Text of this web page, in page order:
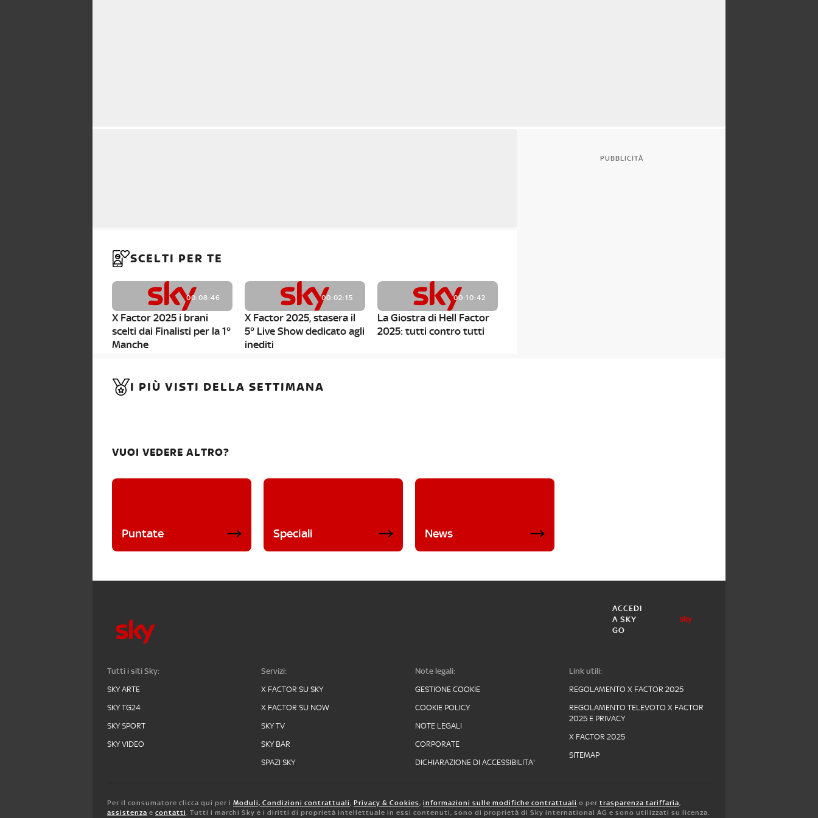
SCELTI PER TE
00:08:46
X Factor 2025 i brani
scelti dai Finalisti per la 1°
Manche
00:02:15
X Factor 2025, stasera il
5° Live Show dedicato agli
inediti
00:10:42
La Giostra di Hell Factor
2025: tutti contro tutti
PUBBLICITÀ
I PIÙ VISTI DELLA SETTIMANA
VUOI VEDERE ALTRO?
Puntate Speciali News
ACCEDI
A SKY
GO
Tutti i siti Sky:
SKY ARTE
SKY TG24
SKY SPORT
SKY VIDEO
Servizi:
X FACTOR SU SKY
X FACTOR SU NOW
SKY TV
SKY BAR
SPAZI SKY
Note legali:
GESTIONE COOKIE
COOKIE POLICY
NOTE LEGALI
CORPORATE
DICHIARAZIONE DI ACCESSIBILITA'
Link utili:
REGOLAMENTO X FACTOR 2025
REGOLAMENTO TELEVOTO X FACTOR
2025 E PRIVACY
X FACTOR 2025
SITEMAP
Per il consumatore clicca qui per i Moduli, Condizioni contrattuali, Privacy & Cookies, informazioni sulle modifiche contrattuali o per trasparenza tariffaria,
assistenza e contatti. Tutti i marchi Sky e i diritti di proprietà intellettuale in essi contenuti, sono di proprietà di Sky international AG e sono utilizzati su licenza.